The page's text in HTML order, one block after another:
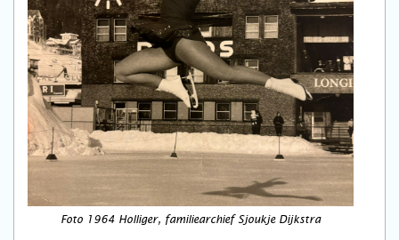
Foto 1964 Holliger, familiearchief Sjoukje Dijkstra